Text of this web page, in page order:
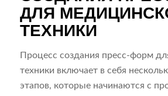
ДЛЯ
ТЕХНИКИ
Процесс создания пресс-форм
техники включает в себя
этапов, которые начинаются с